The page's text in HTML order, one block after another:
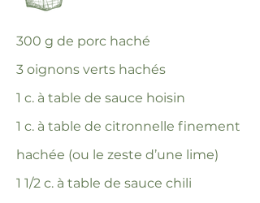
300 g de porc haché
3 oignons verts hachés
1 c. à table de sauce hoisin
1 c. à table de citronnelle finement
hachée (ou le zeste d’une lime)
1 1/2 c. à table de sauce chili